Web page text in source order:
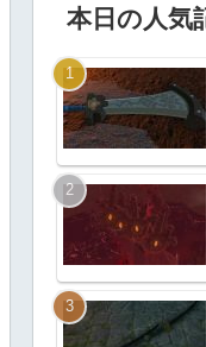
本日の人気